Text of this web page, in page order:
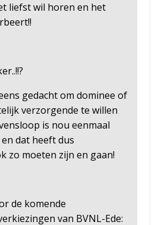
liefst wil horen en het
gedacht om dominee of
verzorgende te willen
is nou eenmaal
dat heeft dus
zo moeten zijn en gaan!
de komende
van BVNL-Ede: